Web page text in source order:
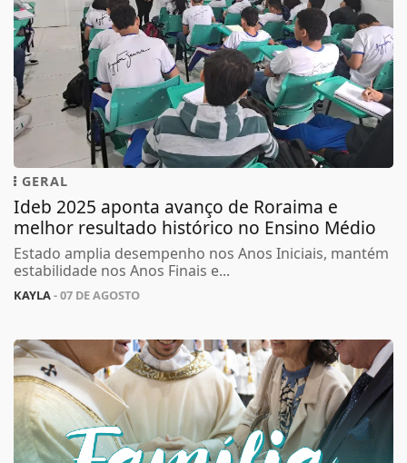
GERAL
Ideb 2025 aponta avanço de Roraima e
melhor resultado histórico no Ensino Médio
Estado amplia desempenho nos Anos Iniciais, mantém
estabilidade nos Anos Finais e...
KAYLA- 07 DE AGOSTO